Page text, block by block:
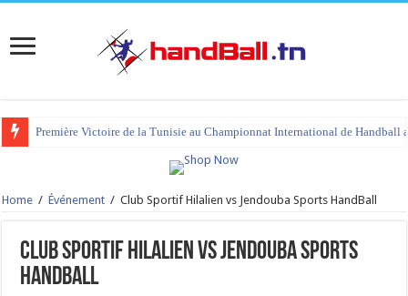
Première Victoire de la Tunisie au Championnat International de Handball
Home / Événement / Club Sportif Hilalien vs Jendouba Sports HandBall
Club Sportif Hilalien vs Jendouba Sports
HandBall